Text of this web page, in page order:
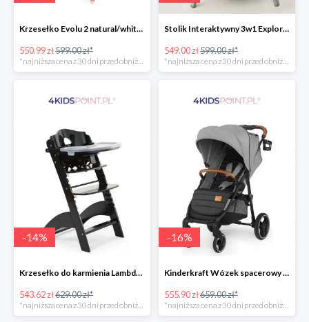
Krzesełko Evolu 2 natural/white Childhome
550.99 zł599.00 zł*
Stolik Interaktywny 3w1 Explore & More Skip Hop
549.00 zł599.00 zł*
-14%
Krzesełko do karmienia Lambda 3 Black Childhome
543.62 zł629.00 zł*
*najniższa cena z 30 dni przed obniżką
-16%
Kinderkraft Wózek spacerowy Grande LX
555.90 zł659.00 zł*
*najniższa cena z 30 dni przed obniżką